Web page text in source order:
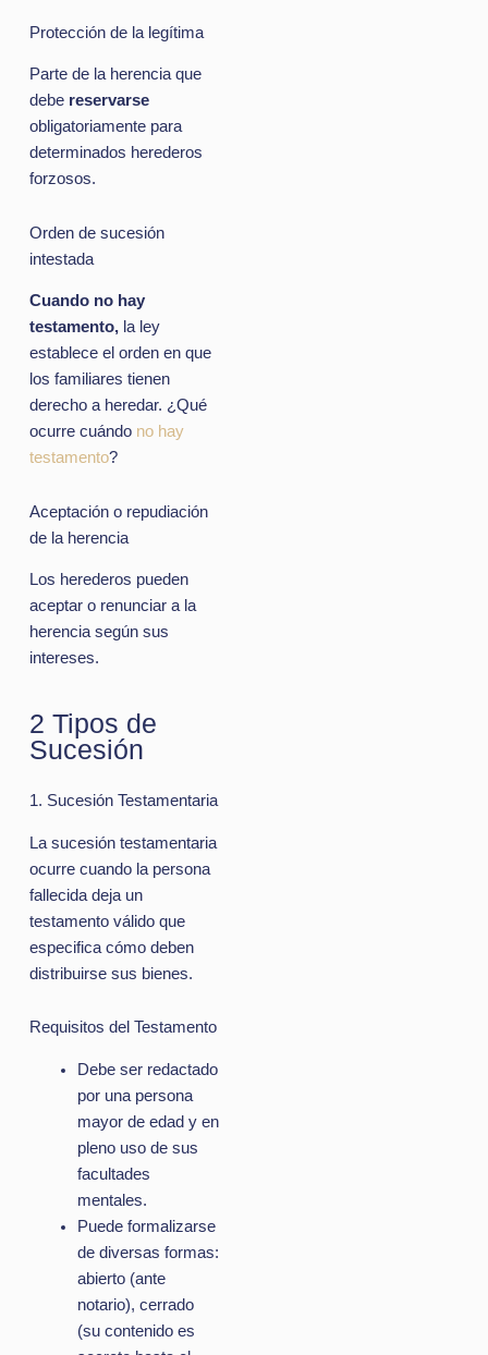
Protección de la legítima
Parte de la herencia que
debe reservarse
obligatoriamente para
determinados herederos
forzosos.
Orden de sucesión
intestada
Cuando no hay
testamento,la ley
establece el orden en que
los familiares tienen
derecho a heredar. ¿Qué
ocurre cuándo no hay
testamento?
Aceptación o repudiación
de la herencia
Los herederos pueden
aceptar o renunciar a la
herencia según sus
intereses.
2 Tipos de
Sucesión
1. Sucesión Testamentaria
La sucesión testamentaria
ocurre cuando la persona
fallecida deja un
testamento válido que
especifica cómo deben
distribuirse sus bienes.
Requisitos del Testamento
Debe ser redactado
por una persona
mayor de edad y en
pleno uso de sus
facultades
mentales.
Puede formalizarse
de diversas formas:
abierto (ante
notario), cerrado
(su contenido es